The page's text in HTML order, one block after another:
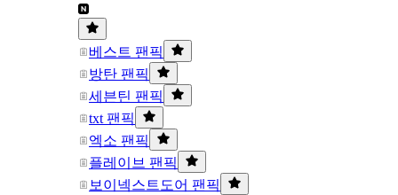
베스트 팬픽
방탄 팬픽
세븐틴 팬픽
txt 팬픽
엑소 팬픽
플레이브 팬픽
보이넥스트도어 팬픽